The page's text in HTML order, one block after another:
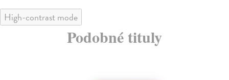
High-contrast mode
Podobné tituly